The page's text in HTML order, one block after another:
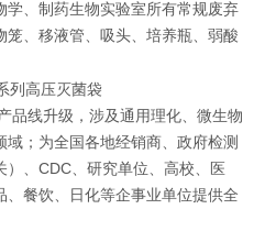
学、制药生物实验室所有常规废弃
笼、移液管、吸头、培养瓶、弱酸
列高压灭菌袋
品线升级，涉及通用理化、微生物
；为全国各地经销商、政府检测
）、CDC、研究单位、高校、医
、餐饮、日化等企事业单位提供全